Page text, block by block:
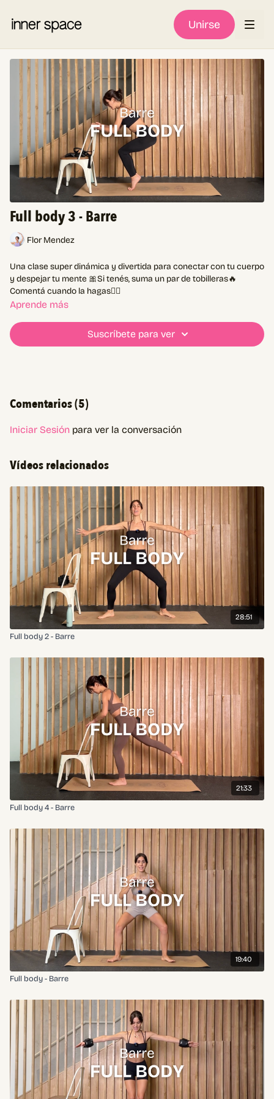
Unirse
Full body 3 - Barre
Flor Mendez
Una clase super dinámica y divertida para conectar con tu cuerpo
y despejar tu mente 🎀Si tenés, suma un par de tobilleras🔥
Comentá cuando la hagas👇🏼
Aprende más
Suscríbete para ver
Comentarios (5)
Iniciar Sesión para ver la conversación
Vídeos relacionados
28:51
Full body 2 - Barre
21:33
Full body 4 - Barre
19:40
Full body - Barre